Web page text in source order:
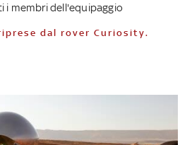
membri dell'equipaggio